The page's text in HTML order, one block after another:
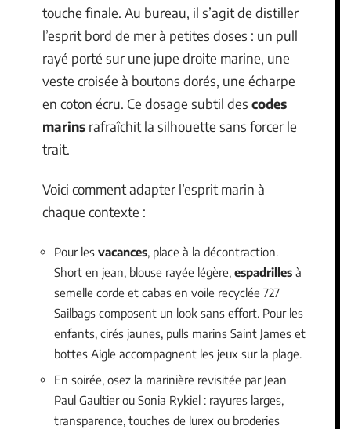
touche finale. Au bureau, il s’agit de distiller
l’esprit bord de mer à petites doses : un pull
rayé porté sur une jupe droite marine, une
veste croisée à boutons dorés, une écharpe
en coton écru. Ce dosage subtil des codes
marins rafraîchit la silhouette sans forcer le
trait.
Voici comment adapter l’esprit marin à
chaque contexte :
Pour les vacances, place à la décontraction.
Short en jean, blouse rayée légère, espadrilles à
semelle corde et cabas en voile recyclée 727
Sailbags composent un look sans effort. Pour les
enfants, cirés jaunes, pulls marins Saint James et
bottes Aigle accompagnent les jeux sur la plage.
En soirée, osez la marinière revisitée par Jean
Paul Gaultier ou Sonia Rykiel : rayures larges,
transparence, touches de lurex ou broderies